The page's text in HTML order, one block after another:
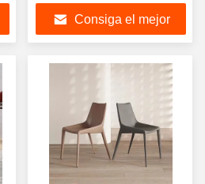
tienda de cafetería silla de
comedor moderna
Consiga el mejor